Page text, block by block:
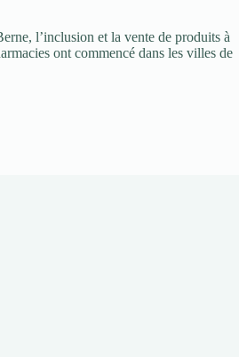
l’inclusion et la vente de produits à
ont commencé dans les villes de